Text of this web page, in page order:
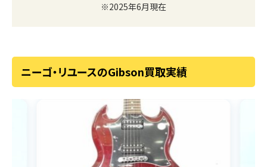
※2025年6月現在
ニーゴ・リユースのGibson買取実績